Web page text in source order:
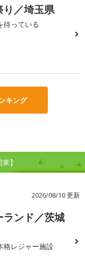
り／埼玉県
待っている
キング
】
2026/08/10 更新
ンド／茨城
格レジャー施設